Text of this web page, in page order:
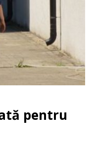
pentru